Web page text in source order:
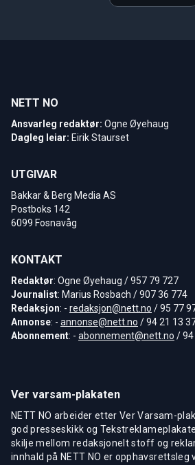
NETT NO
Ansvarleg redaktør: Ogne Øyehaug
Dagleg leiar: Eirik Staurset
UTGIVAR
Bakkar & Berg Media AS
Postboks 142
6099 Fosnavåg
KONTAKT
Redaktør: Ogne Øyehaug / 957 79 727
Journalist: Marius Rosbach / 907 36 774
Redaksjon: - redaksjon@nett.no / 95 77
Annonse: - annonse@nett.no / 94 21 13
Abonnement: - abonnement@nett.no / 94
Ver varsam-plakaten
NETT NO arbeider etter Ver Varsam-
god presseskikk og
skilje mellom redaksjonelt stoff og
innhald på NETT NO er opphavsrettsleg